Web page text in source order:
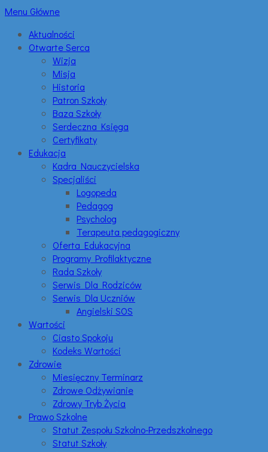
Menu Główne
Aktualności
Otwarte Serca
Wizja
Misja
Historia
Patron Szkoły
Baza Szkoły
Serdeczna Księga
Certyfikaty
Edukacja
Kadra Nauczycielska
Specjaliści
Logopeda
Pedagog
Psycholog
Terapeuta pedagogiczny
Oferta Edukacyjna
Programy Profilaktyczne
Rada Szkoły
Serwis Dla Rodziców
Serwis Dla Uczniów
Angielski SOS
Wartości
Ciasto Spokoju
Kodeks Wartości
Zdrowie
Miesięczny Terminarz
Zdrowe Odżywianie
Zdrowy Tryb Życia
Prawo Szkolne
Statut Zespołu Szkolno-Przedszkolnego
Statut Szkoły